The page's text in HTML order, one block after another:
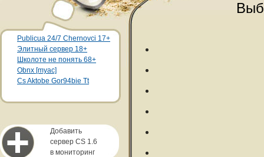
Publicua 24/7 Chernovci 17+
Элитный сервер 18+
Школоте не понять 68+
Obnx [myac]
Cs Aktobe Gor94bie Tt
Добавить
сервер CS 1.6
в мониторинг